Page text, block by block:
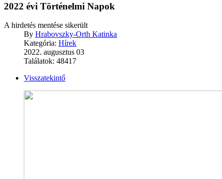
2022 évi Történelmi Napok
A hirdetés mentése sikerült
By Hrabovszky-Orth Katinka
Kategória: Hírek
2022. augusztus 03
Találatok: 48417
Visszatekintő